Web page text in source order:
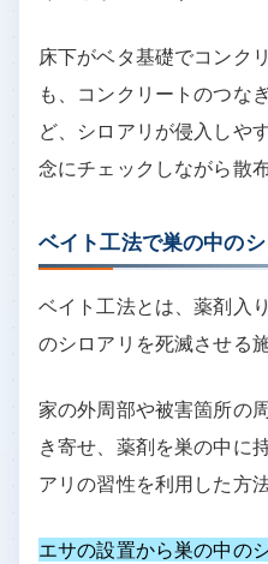
床下がベタ基礎でコンク
も、コンクリートのつな
ど、シロアリが侵入しや
念にチェックしながら散布
ベイト工法で巣の中の
ベイト工法とは、薬剤入
のシロアリを死滅させる
家の外周部や被害箇所の
き寄せ、薬剤を巣の中に
アリの習性を利用した方法
エサの設置から巣の中の